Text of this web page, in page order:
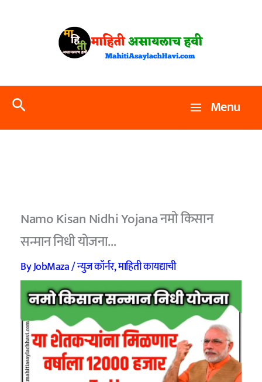
Search Menu
Namo Kisan Nidhi Yojana नमो किसान
सन्मान निधी योजना…
ByJobMaza/न्युज कॉर्नर,माहिती कायद्याची